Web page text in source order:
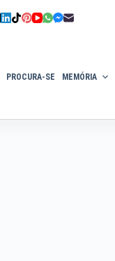
PROCURA-SE MEMÓRIA